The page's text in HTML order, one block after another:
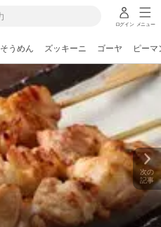
ログイン メニュー
そうめん ズッキーニ ゴーヤ ピーマ
次の
記事